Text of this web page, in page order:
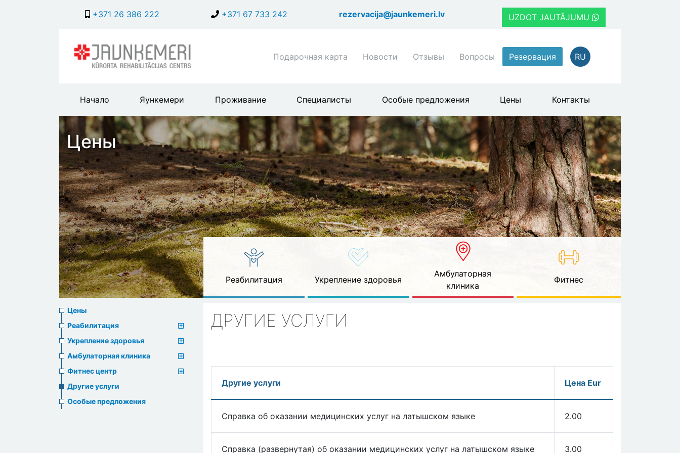
к
+371 26 386 222 +371 67 733 242 rezervacija@jaunkemeri.lv UZDOT JAUTĀJUMU
Shortcuts
menu
Подарочная карта Новости Отзывы Вопросы Резервация RU
Main
header
menu
Начало Яункемери Проживание Специалисты Особые предложения Цены Контакты
Цены
Реабилитация Укрепление здоровья
Амбулаторная
клиника
Фитнес
Prices
menu
Цены
Реабилитация
Укрепление здоровья
Амбулаторная клиника
Фитнес центр
Другие услуги
Особые предложения
ДРУГИЕ УСЛУГИ
Другие услуги Цена Eur
Справка об оказании медицинских услуг на латышском языке 2.00
Справка (развернутая) об оказании медицинских услуг на латышском языке 3.00